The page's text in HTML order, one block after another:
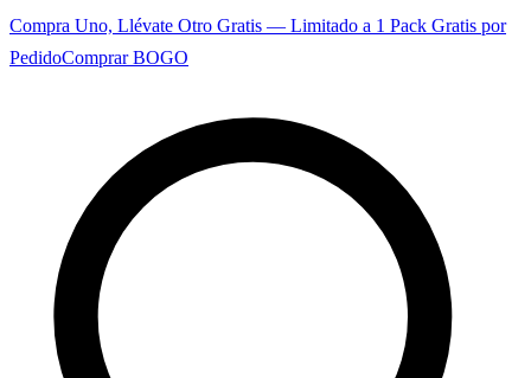
Compra Uno, Llévate Otro Gratis — Limitado a 1 Pack Gratis por
PedidoComprar BOGO